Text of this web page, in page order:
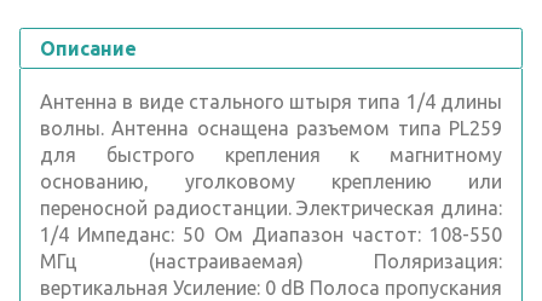
Описание
Антенна в виде стального штыря типа 1/4 длины
волны. Антенна оснащена разъемом типа PL259
для быстрого крепления к магнитному
основанию, уголковому креплению или
переносной радиостанции. Электрическая длина:
1/4 Импеданс: 50 Ом Диапазон частот: 108-550
МГц (настраиваемая) Поляризация:
вертикальная Усиление: 0 dB Полоса пропускания